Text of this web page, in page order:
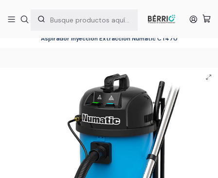
Aspirador Inyección Extracción Numatic CT470